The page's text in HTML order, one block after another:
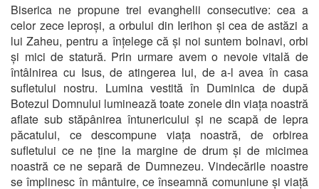
Biserica ne propune trei evanghelii consecutive: cea a
celor zece leproși, a orbului din Ierihon și cea de astăzi a
lui Zaheu, pentru a înțelege că și noi suntem bolnavi, orbi
și mici de statură. Prin urmare avem o nevoie vitală de
întâlnirea cu Isus, de atingerea lui, de a-l avea în casa
sufletului nostru. Lumina vestită în Duminica de după
Botezul Domnului luminează toate zonele din viața noastră
aflate sub stăpânirea întunericului și ne scapă de lepra
păcatului, ce descompune viața noastră, de orbirea
sufletului ce ne ține la margine de drum și de micimea
noastră ce ne separă de Dumnezeu. Vindecările noastre
se împlinesc în mântuire, ce înseamnă comuniune și viață